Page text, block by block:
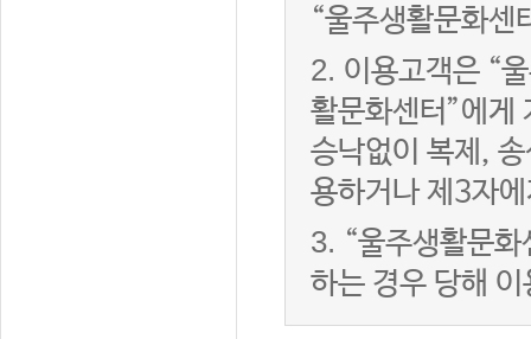
“울주생활문화센
2. 이용고객은 “
활문화센터”에게
승낙없이 복제,
용하거나 제3자
3. “울주생활문
하는 경우 당해